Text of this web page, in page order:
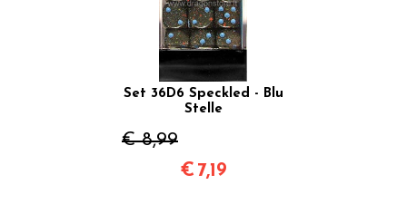
Set 36D6 Speckled - Blu
Stelle
€ 8,99
€ 7,19